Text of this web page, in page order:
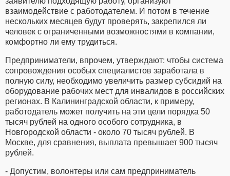
взаимодействие с работодателем. И потом в течение
нескольких месяцев будут проверять, закрепился ли
человек с ограниченными возможностями в компании,
комфортно ли ему трудиться.
Предприниматели, впрочем, утверждают: чтобы система
сопровождения особых специалистов заработала в
полную силу, необходимо увеличить размер субсидий на
оборудование рабочих мест для инвалидов в российских
регионах. В Калининградской области, к примеру,
работодатель может получить на эти цели порядка 50
тысяч рублей на одного особого сотрудника, в
Новгородской области - около 70 тысяч рублей. В
Москве, для сравнения, выплата превышает 900 тысяч
рублей.
- Допустим, волонтеры или сам предприниматель